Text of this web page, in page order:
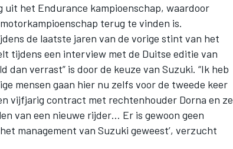
uit het Endurance kampioenschap, waardoor
terug te vinden is.
de laatste jaren van de vorige stint van het
tijdens een interview met de Duitse editie van
dan verrast” is door de keuze van Suzuki. “Ik heb
mensen gaan hier nu zelfs voor de tweede keer
vijfjarig contract met rechtenhouder Dorna en ze
van een nieuwe rijder… Er is gewoon geen
management van Suzuki geweest’, verzucht